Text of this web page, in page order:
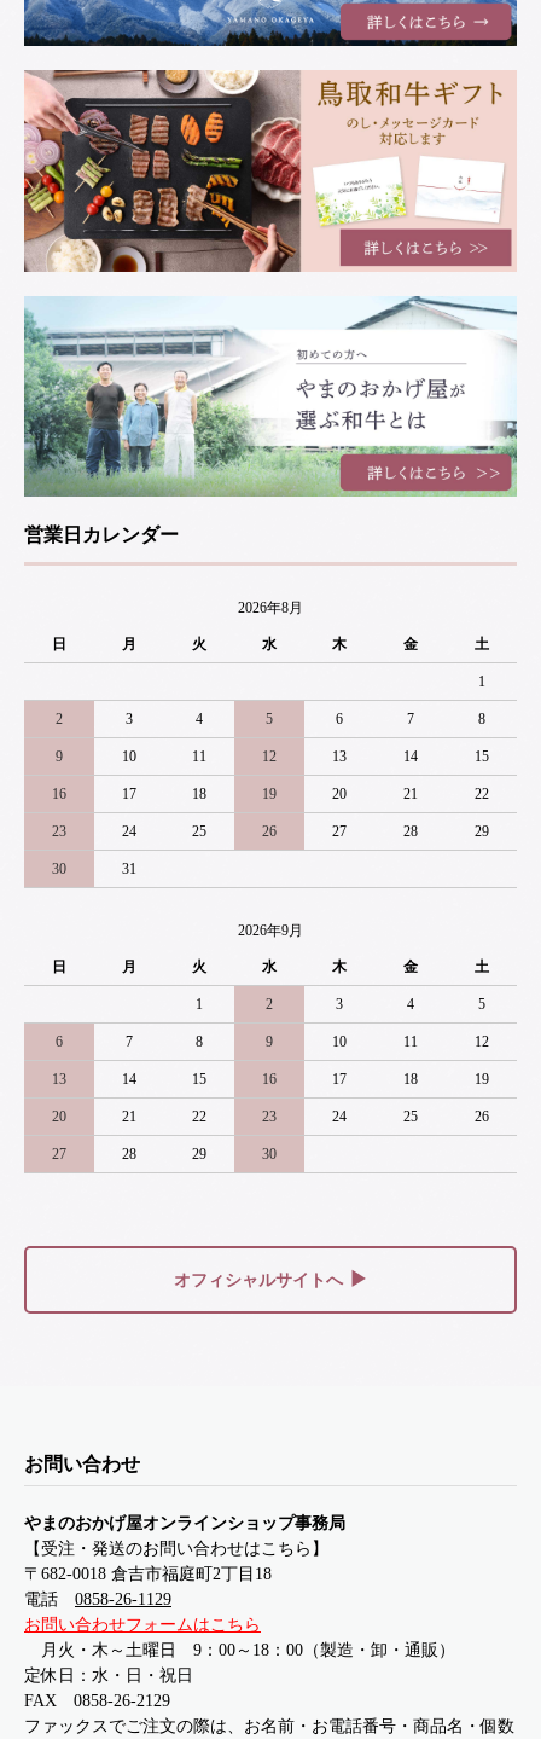
営業日カレンダー
2026年8月
日 月 火 水 木 金 土
1
2 3 4 5 6 7 8
9 10 11 12 13 14 15
16 17 18 19 20 21 22
23 24 25 26 27 28 29
30 31
2026年9月
日 月 火 水 木 金 土
1 2 3 4 5
6 7 8 9 10 11 12
13 14 15 16 17 18 19
20 21 22 23 24 25 26
27 28 29 30
オフィシャルサイトへ ▶
お問い合わせ
やまのおかげ屋オンラインショップ事務局
【受注・発送のお問い合わせはこちら】
〒682-0018 倉吉市福庭町2丁目18
電話 0858-26-1129
お問い合わせフォームはこちら
月火・木～土曜日 9：00～18：00（製造・卸・通販）
定休日：水・日・祝日
FAX 0858-26-2129
ファックスでご注文の際は、お名前・お電話番号・商品名・個数